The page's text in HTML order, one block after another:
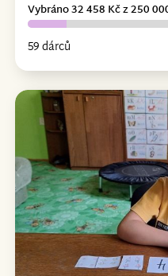
59 dárců
Vybráno 32 458 Kč z 250